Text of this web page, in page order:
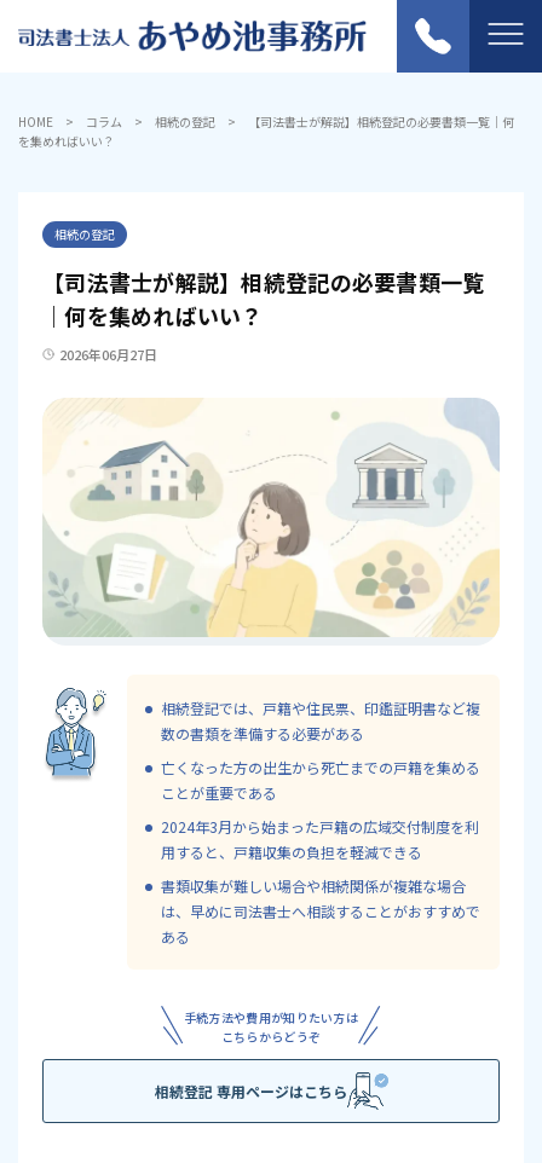
HOME コラム 相続の登記
【司法書士が解説】相続登記の必要書類一覧｜何
を集めればいい？
相続の登記
【司法書士が解説】相続登記の必要書類一覧
｜何を集めればいい？
2026年06月27日
相続登記では、戸籍や住民票、印鑑証明書など複
数の書類を準備する必要がある
亡くなった方の出生から死亡までの戸籍を集める
ことが重要である
2024年3月から始まった戸籍の広域交付制度を利
用すると、戸籍収集の負担を軽減できる
書類収集が難しい場合や相続関係が複雑な場合
は、早めに司法書士へ相談することがおすすめで
ある
手続方法や費用が知りたい方は
こちらからどうぞ
相続登記 専用ページはこちら